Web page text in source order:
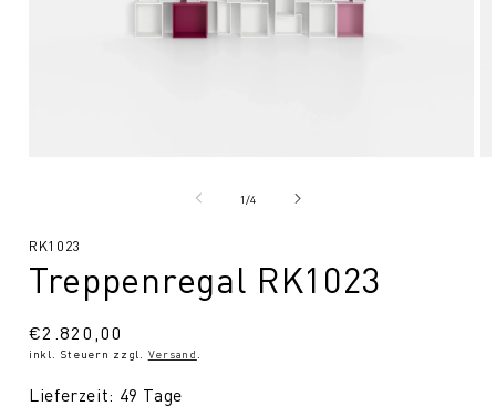
1/von
4
SKU:
RK1023
Treppenregal RK1023
Normaler
Preis
€2.820,00
inkl. Steuern zzgl. Versand
Lieferzeit: 49 Tage